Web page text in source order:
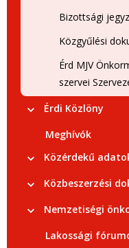
Bizottsági
Közgyűlési
Érd MJV
szervei
Érdi Közlöny
Meghívók
Közérdekű
Közbeszerzési
Nemzetiségi
Lakossági